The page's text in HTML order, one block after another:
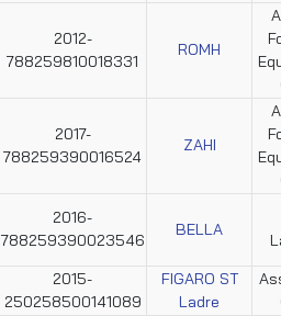
2012-
788259810018331
ROMH
2017-
788259390016524
ZAHI
2016-
788259390023546
BELLA
2015-
250258500141089
FIGARO ST
Ladre